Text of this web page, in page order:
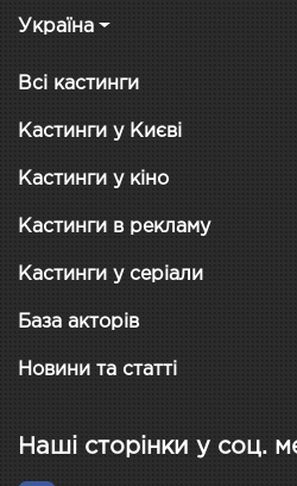
Україна
Всі кастинги
Кастинги у Києві
Кастинги у кіно
Кастинги в рекламу
Кастинги у серіали
База акторів
Новини та статті
Наші сторінки у соц.